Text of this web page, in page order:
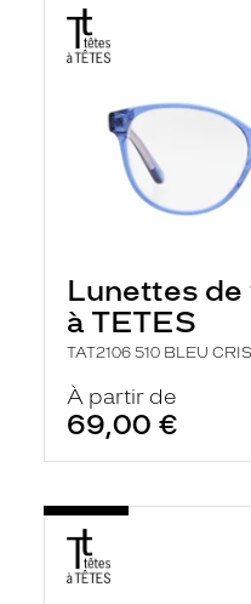
Lunettes
à TETES
TAT2106 510 BLEU
À partir de
69,00 €